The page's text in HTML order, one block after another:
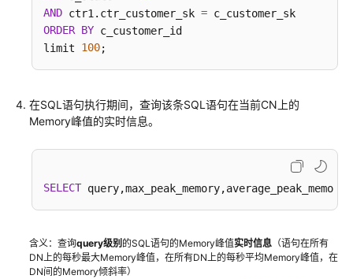
异
DWS
数
库
安
查
DWS
数
AND ctr1.ctr_customer_sk =
ORDER BY c_customer_id
limit 100
在SQL语句执行期间，查询该条SQL语句在当前CN上的
Memory峰值的实时信息。
SELECT
含义：查询query级别 的SQL语句的Memory峰值实时信息 （语句在所有
DN上的每秒最大Memory峰值，在所有DN上的每秒平均Memory峰值，在
DN间的Memory倾斜率）